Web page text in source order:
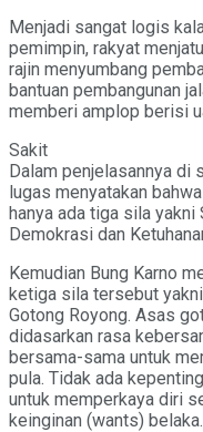
Menjadi sangat logis
pemimpin, rakyat
rajin menyumbang
bantuan pembangunan
memberi amplop berisi
Sakit
Dalam penjelasannya di
lugas menyatakan
hanya ada tiga sila
Demokrasi dan
Kemudian Bung Karno
ketiga sila tersebut
Gotong Royong. Asas
didasarkan rasa
bersama-sama untuk
pula. Tidak ada
untuk memperkaya diri
keinginan (wants) belaka.